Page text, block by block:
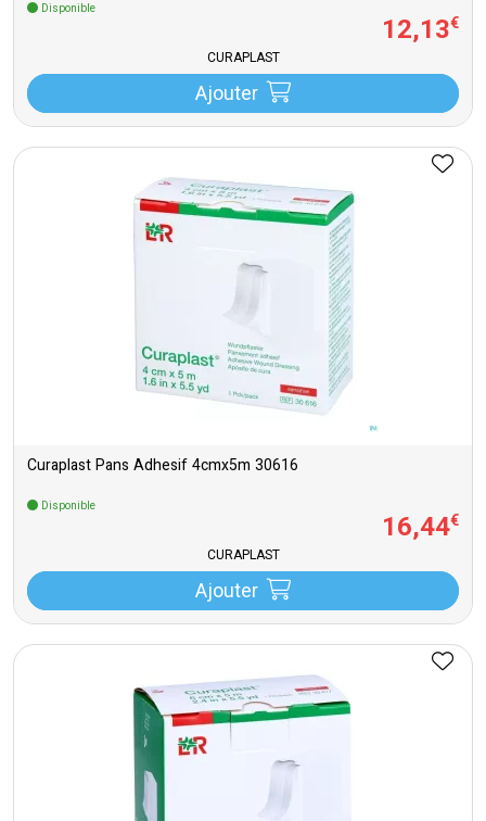
Disponible
12,13€
CURAPLAST
Ajouter
Curaplast Pans Adhesif 4cmx5m 30616
Disponible
16,44€
CURAPLAST
Ajouter